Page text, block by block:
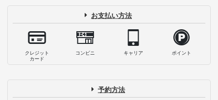
お支払い方法
クレジット
カード
コンビニ キャリア ポイント
予約方法